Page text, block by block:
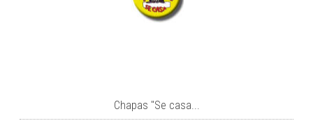
Chapas "Se casa...